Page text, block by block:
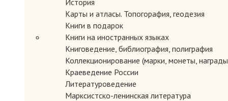
История
Карты и атласы. Топогорафия, геодезия
Книги в подарок
Книги на иностранных языках
Книговедение, библиография, полиграфия
Коллекционирование (марки, монеты,
Краеведение России
Литературоведение
Марксистско-ленинская литература